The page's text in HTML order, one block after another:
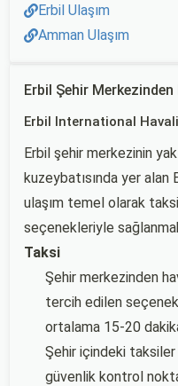
Erbil Ulaşım
Amman Ulaşım
Erbil Şehir Merkezinden
Erbil International
Erbil şehir merkezinin
kuzeybatısında yer alan
ulaşım temel olarak
seçenekleriyle
Taksi
Şehir merkezinden
tercih edilen
ortalama 15-20
Şehir içindeki taksiler
güvenlik kontrol